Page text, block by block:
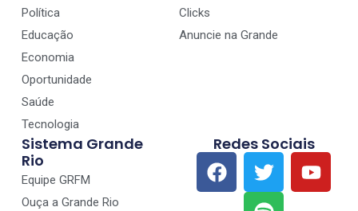
Política
Educação
Economia
Oportunidade
Saúde
Tecnologia
Clicks
Anuncie na Grande
Sistema Grande
Rio
Equipe GRFM
Ouça a Grande Rio
Redes Sociais